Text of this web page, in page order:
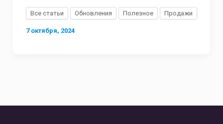
Все статьи Обновления Полезное Продажи
7 октября, 2024